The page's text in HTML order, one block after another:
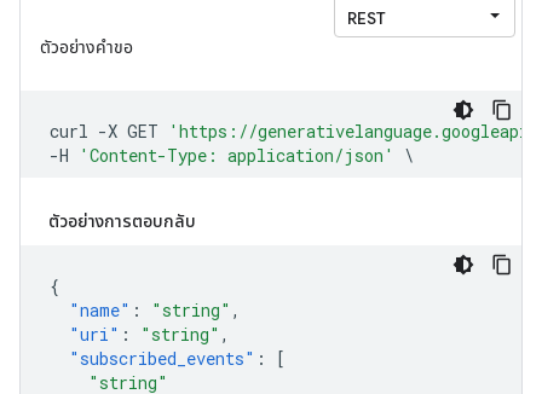
ตัวอย่างการตอบกลับ
{
"name" : "string" ,
"uri" : "string" ,
"subscribed_events" :
[
"string"